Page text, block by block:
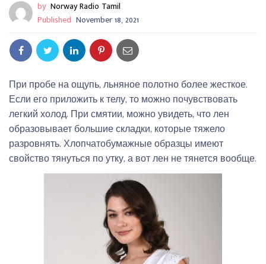
by Norway Radio Tamil
Published November 18, 2021
При пробе на ощупь, льняное полотно более жесткое.
Если его приложить к телу, то можно почувствовать
легкий холод. При смятии, можно увидеть, что лен
образовывает большие складки, которые тяжело
разровнять. Хлопчатобумажные образцы имеют
свойство тянуться по утку, а вот лен не тянется вообще.